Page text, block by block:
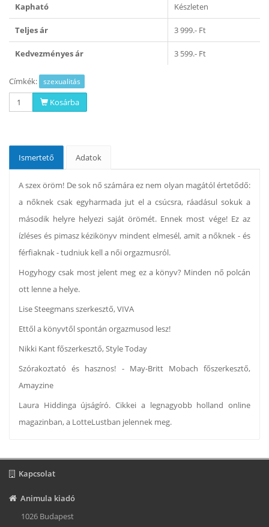
Kapható Készleten
Teljes ár 3 999.- Ft
Kedvezményes ár 3 599.- Ft
Címkék: szexualitás
Kosárba
Ismertető Adatok
A szex öröm! De sok nő számára ez nem olyan magától értetődő:
a nőknek csak egyharmada jut el a csúcsra, ráadásul sokuk a
második helyre helyezi saját örömét. Ennek most vége! Ez az
ízléses és pimasz kézikönyv mindent elmesél, amit a nőknek - és
férfiaknak - tudniuk kell a női orgazmusról.
Hogyhogy csak most jelent meg ez a könyv? Minden nő polcán
ott lenne a helye.
Lise Steegmans szerkesztő, VIVA
Ettől a könyvtől spontán orgazmusod lesz!
Nikki Kant főszerkesztő, Style Today
Szórakoztató és hasznos! - May-Britt Mobach főszerkesztő,
Amayzine
Laura Hiddinga újságíró. Cikkei a legnagyobb holland online
magazinban, a LotteLustban jelennek meg.
Kapcsolat
Animula kiadó
1026 Budapest